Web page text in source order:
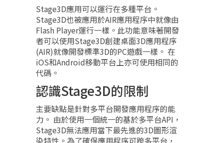
Stage3D應用可以運行在多種平台。
Stage3D也被應用於AIR應用程序中就像由
Flash Player運行一樣。此功能意味著開發
者可以使用Stage3D創建桌面3D應用程序
(AIR)就像開發標準3D的PC遊戲一樣。 在
iOS和Android移動平台上亦可使用相同的
代碼。
認識Stage3D的限制
主要缺點是針對多平台開發應用程序的能
力。 由於使用一個統一的基於多平台API，
Stage3D無法應用當下最先進的3D圖形渲
染特性。為了確保應用程序可跨多平台，